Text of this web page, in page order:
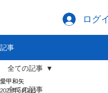
ログ
記事
全ての記事
全ての記事
愛甲和矢
2021年6月2日